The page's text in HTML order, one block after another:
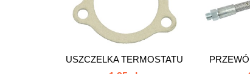
USZCZELKA TERMOSTATU